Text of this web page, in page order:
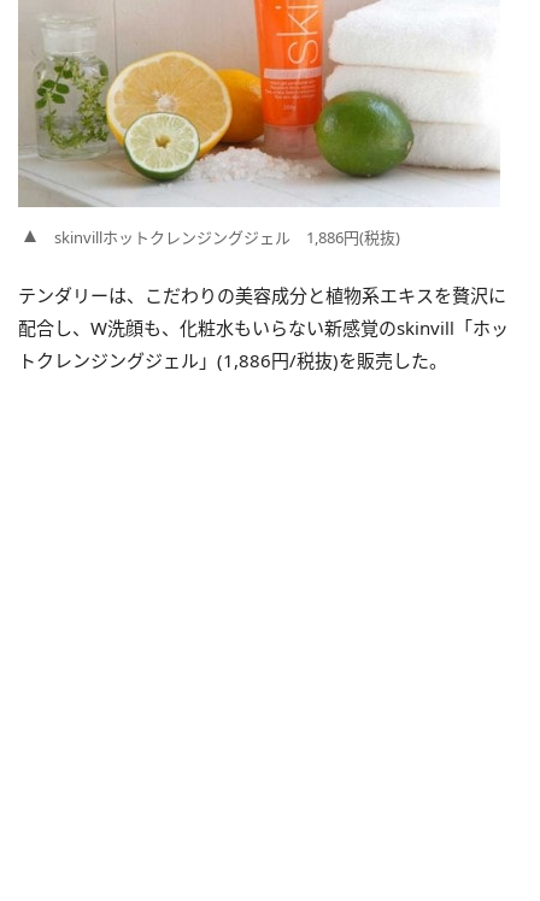
skinvillホットクレンジングジェル 1,886円(税抜)
テンダリーは、こだわりの美容成分と植物系エキスを贅沢に
配合し、W洗顔も、化粧水もいらない新感覚のskinvill「ホッ
トクレンジングジェル」(1,886円/税抜)を販売した。